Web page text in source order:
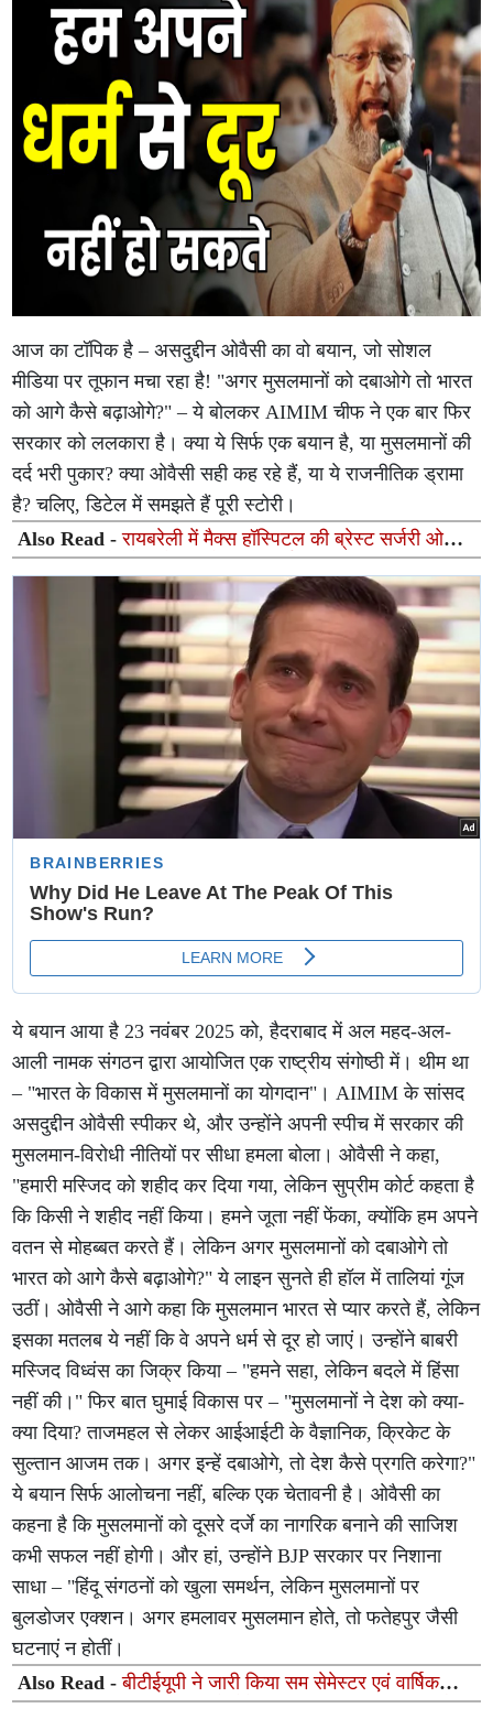
आज का टॉपिक है – असदुद्दीन ओवैसी का वो बयान, जो सोशल
मीडिया पर तूफान मचा रहा है! "अगर मुसलमानों को दबाओगे तो भारत
को आगे कैसे बढ़ाओगे?" – ये बोलकर AIMIM चीफ ने एक बार फिर
सरकार को ललकारा है। क्या ये सिर्फ एक बयान है, या मुसलमानों की
दर्द भरी पुकार? क्या ओवैसी सही कह रहे हैं, या ये राजनीतिक ड्रामा
है? चलिए, डिटेल में समझते हैं पूरी स्टोरी।
Also Read -रायबरेली में मैक्स हॉस्पिटल की ब्रेस्ट सर्जरी ओपीडी
शुरू, महिलाओं को मिलेगी विशेषज्ञ परामर्श सुविधा
ये बयान आया है 23 नवंबर 2025 को, हैदराबाद में अल महद-अल-
आली नामक संगठन द्वारा आयोजित एक राष्ट्रीय संगोष्ठी में। थीम था
– "भारत के विकास में मुसलमानों का योगदान"। AIMIM के सांसद
असदुद्दीन ओवैसी स्पीकर थे, और उन्होंने अपनी स्पीच में सरकार की
मुसलमान-विरोधी नीतियों पर सीधा हमला बोला। ओवैसी ने कहा,
"हमारी मस्जिद को शहीद कर दिया गया, लेकिन सुप्रीम कोर्ट कहता है
कि किसी ने शहीद नहीं किया। हमने जूता नहीं फेंका, क्योंकि हम अपने
वतन से मोहब्बत करते हैं। लेकिन अगर मुसलमानों को दबाओगे तो
भारत को आगे कैसे बढ़ाओगे?" ये लाइन सुनते ही हॉल में तालियां गूंज
उठीं। ओवैसी ने आगे कहा कि मुसलमान भारत से प्यार करते हैं, लेकिन
इसका मतलब ये नहीं कि वे अपने धर्म से दूर हो जाएं। उन्होंने बाबरी
मस्जिद विध्वंस का जिक्र किया – "हमने सहा, लेकिन बदले में हिंसा
नहीं की।" फिर बात घुमाई विकास पर – "मुसलमानों ने देश को क्या-
क्या दिया? ताजमहल से लेकर आईआईटी के वैज्ञानिक, क्रिकेट के
सुल्तान आजम तक। अगर इन्हें दबाओगे, तो देश कैसे प्रगति करेगा?"
ये बयान सिर्फ आलोचना नहीं, बल्कि एक चेतावनी है। ओवैसी का
कहना है कि मुसलमानों को दूसरे दर्जे का नागरिक बनाने की साजिश
कभी सफल नहीं होगी। और हां, उन्होंने BJP सरकार पर निशाना
साधा – "हिंदू संगठनों को खुला समर्थन, लेकिन मुसलमानों पर
बुलडोजर एक्शन। अगर हमलावर मुसलमान होते, तो फतेहपुर जैसी
घटनाएं न होतीं।
Also Read -बीटीईयूपी ने जारी किया सम सेमेस्टर एवं वार्षिक
परीक्षा-2026 का परिणाम, दूसरे सेमेस्टर का रिजल्ट 66.90% और